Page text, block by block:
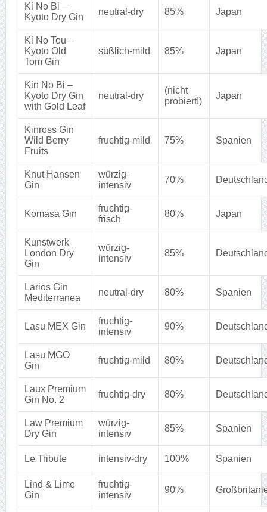
Ki No Bi –
Kyoto Dry Gin
neutral-dry 85% Japan
Ki No Tou –
Kyoto Old
Tom Gin
süßlich-mild 85% Japan
Kin No Bi –
Kyoto Dry Gin
with Gold Leaf
neutral-dry
(nicht
probiert!)
Japan
Kinross Gin
Wild Berry
Fruits
fruchtig-mild 75% Spanien
Knut Hansen
Gin
würzig-
intensiv
70%
Komasa Gin
fruchtig-
frisch
80% Japan
Kunstwerk
London Dry
Gin
würzig-
intensiv
85%
Larios Gin
Mediterranea
neutral-dry 80% Spanien
Lasu MEX Gin
fruchtig-
intensiv
90%
Lasu MGO
Gin
fruchtig-mild 80%
Laux Premium
Gin No. 2
fruchtig-dry 80%
Law Premium
Dry Gin
würzig-
intensiv
85% Spanien
Le Tribute intensiv-dry 100% Spanien
Lind & Lime
Gin
fruchtig-
intensiv
90%